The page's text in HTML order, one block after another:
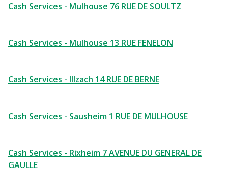
Cash Services - Mulhouse 76 RUE DE SOULTZ
Cash Services - Mulhouse 13 RUE FENELON
Cash Services - Illzach 14 RUE DE BERNE
Cash Services - Sausheim 1 RUE DE MULHOUSE
Cash Services - Rixheim 7 AVENUE DU GENERAL DE
GAULLE